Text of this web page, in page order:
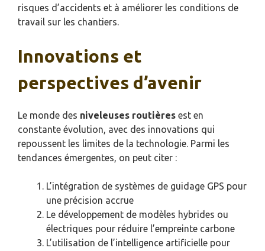
risques d’accidents et à améliorer les conditions de
travail sur les chantiers.
Innovations et
perspectives d’avenir
Le monde des niveleuses routières est en
constante évolution, avec des innovations qui
repoussent les limites de la technologie. Parmi les
tendances émergentes, on peut citer :
L’intégration de systèmes de guidage GPS pour
une précision accrue
Le développement de modèles hybrides ou
électriques pour réduire l’empreinte carbone
L’utilisation de l’intelligence artificielle pour